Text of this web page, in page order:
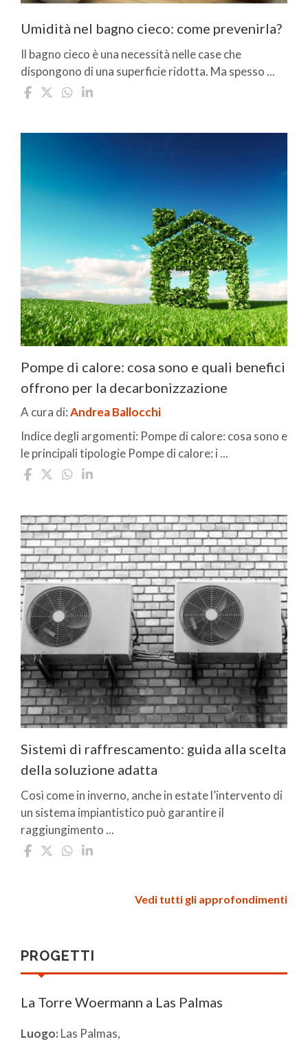
Umidità nel bagno cieco: come prevenirla?
Il bagno cieco è una necessità nelle case che
dispongono di una superficie ridotta. Ma spesso ...
Pompe di calore: cosa sono e quali benefici
offrono per la decarbonizzazione
A cura di:Andrea Ballocchi
Indice degli argomenti: Pompe di calore: cosa sono e
le principali tipologie Pompe di calore: i ...
Sistemi di raffrescamento: guida alla scelta
della soluzione adatta
Così come in inverno, anche in estate l’intervento di
un sistema impiantistico può garantire il
raggiungimento ...
Vedi tutti gli approfondimenti
PROGETTI
La Torre Woermann a Las Palmas
Luogo: Las Palmas,